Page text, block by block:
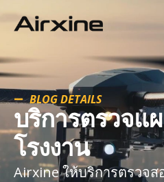
BLOG DETAILS
บริการตรวจแ
โรงงาน
Airxine ให้บริการตรวจ